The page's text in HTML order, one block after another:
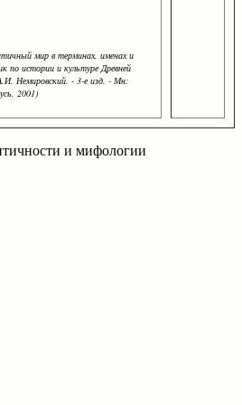
мир в терминах, именах и
по истории и культуре Древней
Немировский. - 3-е изд. - Мн:
2001)
и мифологии